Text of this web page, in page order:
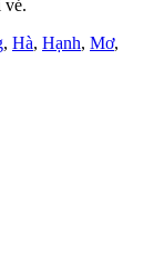
vẻ.
, Hà, Hạnh, Mơ,